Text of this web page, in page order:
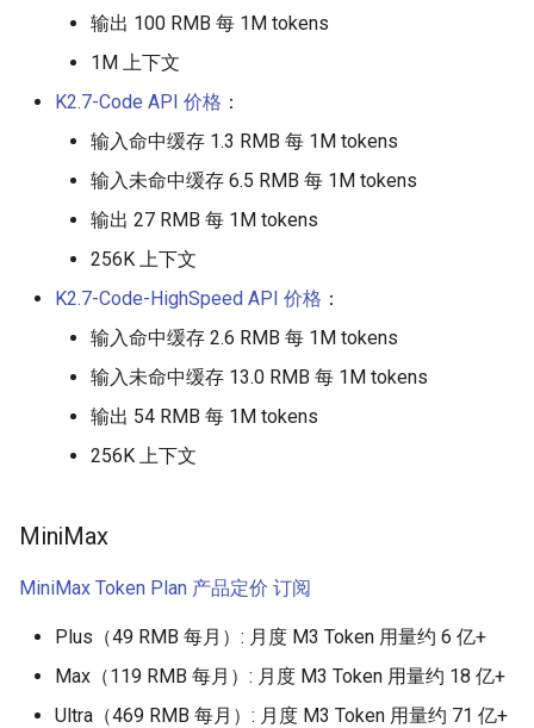
茄子炒肉
酸辣炒豆芽
酸辣土豆丝
蒜蓉粉丝蒸大虾
香椿煎蛋
香菇炒青菜
Paillier 同态加密算法
Pohlig-Hellman 算法
RSA 非对称加密
zk-SNARK
CPU 微架构分析
CPU 漏洞和缓解措施
CXL (Compute Express Link)
数据预取器
显示接口
检错纠错码
GPGPU (General Purpose
Graphics Processing Unit)
高速串行通信
逻辑电平标准
主板
输出 100 RMB 每 1M tokens
1M 上下文
K2.7-Code API 价格 ：
输入命中缓存 1.3 RMB 每 1M tokens
输入未命中缓存 6.5 RMB 每 1M tokens
输出 27 RMB 每 1M tokens
256K 上下文
K2.7-Code-HighSpeed API 价格 ：
输入命中缓存 2.6 RMB 每 1M tokens
输入未命中缓存 13.0 RMB 每 1M tokens
输出 54 RMB 每 1M tokens
256K 上下文
MiniMax
MiniMax Token Plan 产品定价 订阅
Plus（49 RMB 每月）: 月度 M3 Token 用量约 6 亿+
Max（119 RMB 每月）: 月度 M3 Token 用量约 18 亿+
Ultra（469 RMB 每月）: 月度 M3 Token 用量约 71 亿+